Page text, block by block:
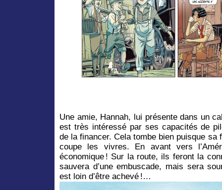
Une amie, Hannah, lui présente dans un
est très intéressé par ses capacités de
de la financer. Cela tombe bien puisque
coupe les vivres. En avant vers
économique ! Sur la route, ils feront la
sauvera d’une embuscade, mais sera
est loin d’être achevé !…